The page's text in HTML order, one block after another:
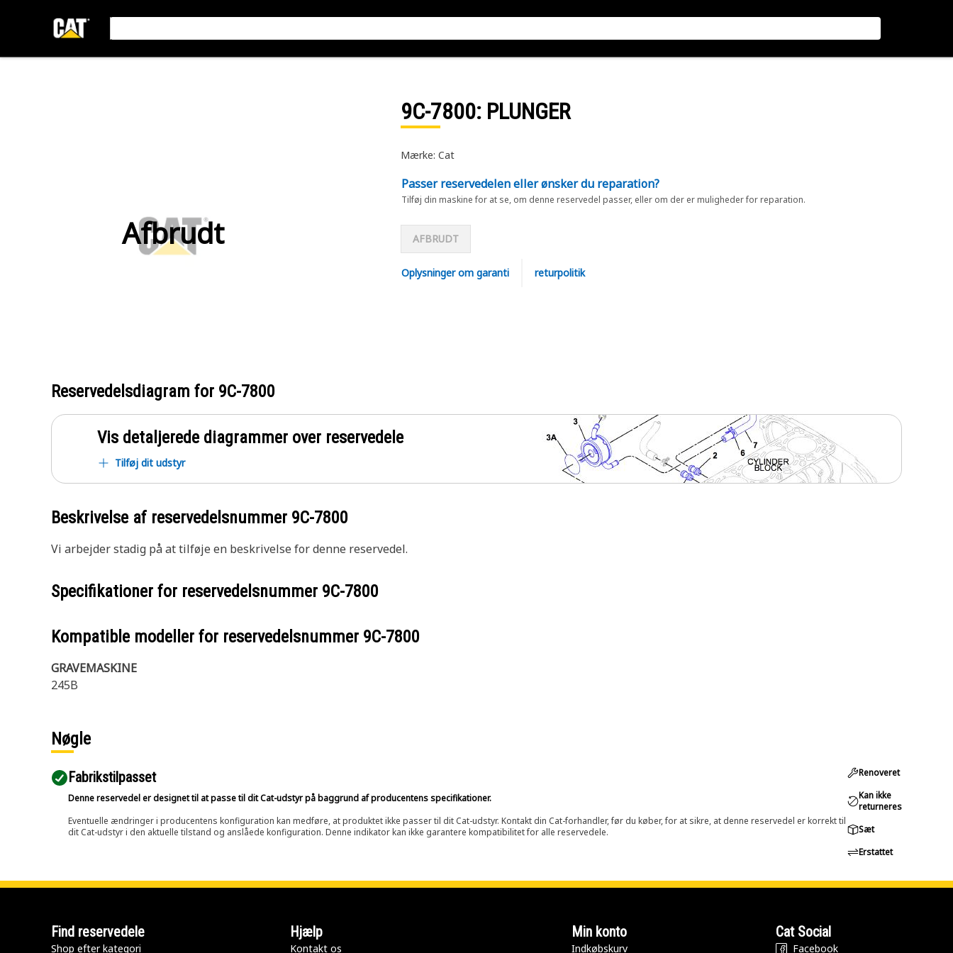
Afbrudt
9C-7800: PLUNGER
Mærke: Cat
Passer reservedelen eller ønsker du reparation?
Tilføj din maskine for at se, om denne reservedel passer, eller om der er muligheder for reparation.
AFBRUDT
Oplysninger om garanti returpolitik
Reservedelsdiagram for 9C-7800
Vis detaljerede diagrammer over reservedele
Tilføj dit udstyr
Beskrivelse af reservedelsnummer 9C-7800
Vi arbejder stadig på at tilføje en beskrivelse for denne reservedel.
Specifikationer for reservedelsnummer 9C-7800
Kompatible modeller for reservedelsnummer 9C-7800
GRAVEMASKINE
245B
Nøgle
Fabrikstilpasset
Denne reservedel er designet til at passe til dit Cat-udstyr på baggrund af producentens specifikationer.
Eventuelle ændringer i producentens konfiguration kan medføre, at produktet ikke passer til dit Cat-udstyr. Kontakt din Cat-forhandler, før du køber, for at sikre, at denne reservedel er korrekt til
dit Cat-udstyr i den aktuelle tilstand og anslåede konfiguration. Denne indikator kan ikke garantere kompatibilitet for alle reservedele.
Renoveret
Kan ikke
returneres
Sæt
Erstattet
Find reservedele
Shop efter kategori
Hjælp
Kontakt os
Min konto
Indkøbskurv
Cat Social
Facebook